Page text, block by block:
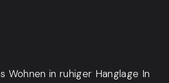
Wohnen in ruhiger Hanglage In